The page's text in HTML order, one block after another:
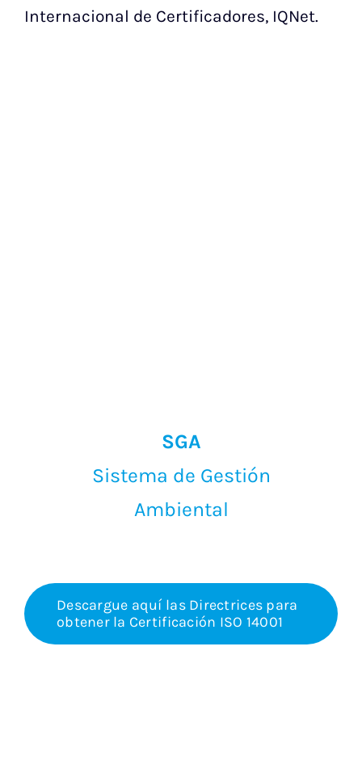
Internacional de Certificadores, IQNet.
SGA
Sistema de Gestión
Ambiental
Descargue aquí las Directrices para
obtener la Certificación ISO 14001